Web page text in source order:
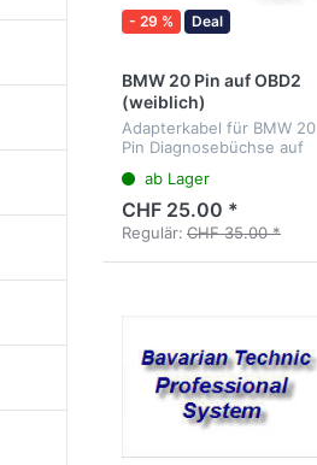
- 29 % Deal
BMW 20 Pin auf OBD2
(weiblich)
Adapterkabel für BMW 20
Pin Diagnosebüchse auf
ab Lager
CHF 25.00 *
Regulär: CHF 35.00 *